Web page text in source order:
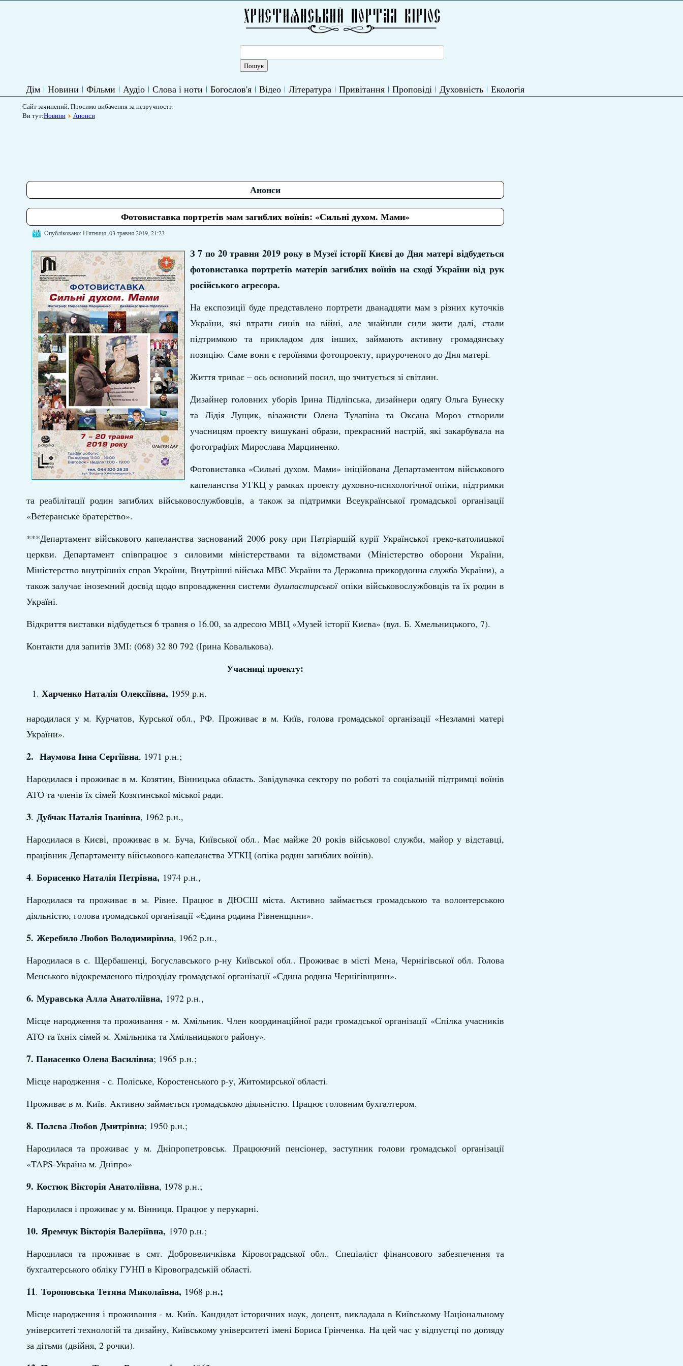
Дім Новини Фільми Аудіо Слова і ноти Богослов'я Відео Література Привітання Проповіді Духовність Екологія
Сайт зачинений. Просимо вибачення за незручності.
Ви тут:Новини Анонси
Анонси
Фотовиставка портретів мам загиблих воїнів: «Сильні духом. Мами»
Опубліковано: П'ятниця, 03 травня 2019, 21:23
З 7 по 20 травня 2019 року в Музеї історії Києві до Дня матері відбудеться
фотовиставка портретів матерів загиблих воїнів на сході України від рук
російського агресора.
На експозиції буде представлено портрети дванадцяти мам з різних куточків
України, які втрати синів на війні, але знайшли сили жити далі, стали
підтримкою та прикладом для інших, займають активну громадянську
позицію. Саме вони є героїнями фотопроекту, приуроченого до Дня матері.
Життя триває – ось основний посил, що зчитується зі світлин.
Дизайнер головних уборів Ірина Підліпська, дизайнери одягу Ольга Бунеску
та Лідія Лущик, візажисти Олена Тулапіна та Оксана Мороз створили
учасницям проекту вишукані образи, прекрасний настрій, які закарбувала на
фотографіях Мирослава Марциненко.
Фотовиставка «Сильні духом. Мами» ініційована Департаментом військового
капеланства УГКЦ у рамках проекту духовно-психологічної опіки, підтримки
та реабілітації родин загиблих військовослужбовців, а також за підтримки Всеукраїнської громадської організації
«Ветеранське братерство».
***Департамент військового капеланства заснований 2006 року при Патріаршій курії Української греко-католицької
церкви. Департамент співпрацює з силовими міністерствами та відомствами (Міністерство оборони України,
Міністерство внутрішніх справ України, Внутрішні війська МВС України та Державна прикордонна служба України), а
також залучає іноземний досвід щодо впровадження системи душпастирської опіки військовослужбовців та їх родин в
Україні.
Відкриття виставки відбудеться 6 травня о 16.00, за адресою МВЦ «Музей історії Києва» (вул. Б. Хмельницького, 7).
Контакти для запитів ЗМІ: (068) 32 80 792 (Ірина Ковалькова).
Учасниці проекту:
Харченко Наталія Олексіївна, 1959 р.н.
народилася у м. Курчатов, Курської обл., РФ. Проживає в м. Київ, голова громадської організації «Незламні матері
України».
2. Наумова Інна Сергіївна, 1971 р.н.;
Народилася і проживає в м. Козятин, Вінницька область. Завідувачка сектору по роботі та соціальній підтримці воїнів
АТО та членів їх сімей Козятинської міської ради.
3. Дубчак Наталія Іванівна, 1962 р.н.,
Народилася в Києві, проживає в м. Буча, Київської обл.. Має майже 20 років військової служби, майор у відставці,
працівник Департаменту військового капеланства УГКЦ (опіка родин загиблих воїнів).
4. Борисенко Наталія Петрівна, 1974 р.н.,
Народилася та проживає в м. Рівне. Працює в ДЮСШ міста. Активно займається громадською та волонтерською
діяльністю, голова громадської організації «Єдина родина Рівненщини».
5. Жеребило Любов Володимирівна, 1962 р.н.,
Народилася в с. Щербашенці, Богуславського р-ну Київської обл.. Проживає в місті Мена, Чернігівської обл. Голова
Менського відокремленого підрозділу громадської організації «Єдина родина Чернігівщини».
6. Муравська Алла Анатоліївна, 1972 р.н.,
Місце народження та проживання - м. Хмільник. Член координаційної ради громадської організації «Спілка учасників
АТО та їхніх сімей м. Хмільника та Хмільницького району».
7. Панасенко Олена Василівна; 1965 р.н.;
Місце народження - с. Поліське, Коростенського р-у, Житомирської області.
Проживає в м. Київ. Активно займається громадською діяльністю. Працює головним бухгалтером.
8. Полєва Любов Дмитрівна; 1950 р.н.;
Народилася та проживає у м. Дніпропетровськ. Працюючий пенсіонер, заступник голови громадської організації
«TAPS-Україна м. Дніпро»
9. Костюк Вікторія Анатоліївна, 1978 р.н.;
Народилася і проживає у м. Вінниця. Працює у перукарні.
10. Яремчук Вікторія Валеріївна, 1970 р.н.;
Народилася та проживає в смт. Добровеличківка Кіровоградської обл.. Спеціаліст фінансового забезпечення та
бухгалтерського обліку ГУНП в Кіровоградській області.
11. Тороповська Тетяна Миколаївна, 1968 р.н.;
Місце народження і проживання - м. Київ. Кандидат історичних наук, доцент, викладала в Київському Національному
університеті технологій та дизайну, Київському університеті імені Бориса Грінченка. На цей час у відпустці по догляду
за дітьми (двійня, 2 рочки).